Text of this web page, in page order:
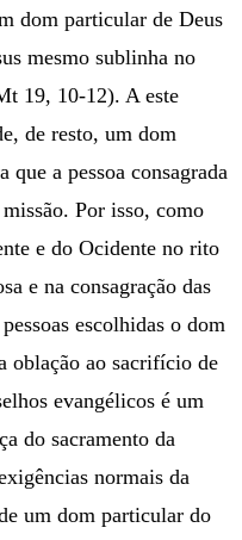
dom particular de Deus
mesmo sublinha no
19, 10-12). A este
de resto, um dom
a pessoa consagrada
Por isso, como
e do Ocidente no rito
e na consagração das
escolhidas o dom
oblação ao sacrifício de
evangélicos é um
do sacramento da
normais da
um dom particular do